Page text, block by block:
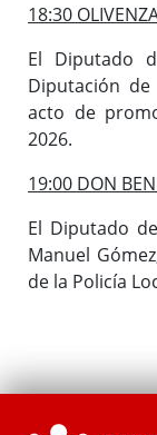
18:30
El Diputado
Diputación de
acto de
2026.
19:00 DON
El Diputado
Manuel
de la Policía